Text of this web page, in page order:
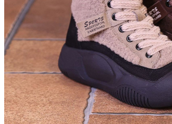
Zhao** Koupit Succ 19Před minutami
Chen** Koupit Succ 7Před minutami
王** Koupit Succ 3Před minutami
张** Koupit Succ 20Před minutami
Chen** Koupit Succ 13Před minutami
Wu** Koupit Succ 6Před minutami